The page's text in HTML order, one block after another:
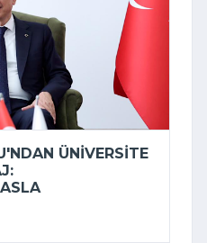
ÜNIVERSITE